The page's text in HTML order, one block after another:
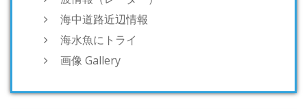
海中道路近辺情報
海水魚にトライ
画像 Gallery